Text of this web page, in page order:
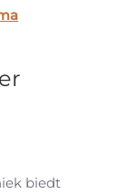
biedt